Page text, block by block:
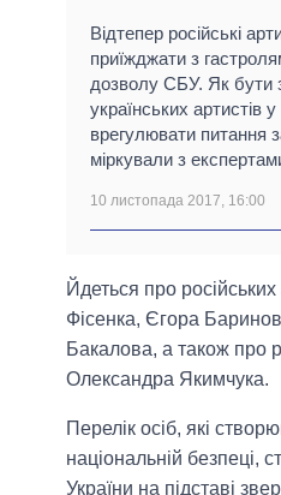
Відтепер російські
приїжджати з
дозволу СБУ. Як бути
українських артистів
врегулювати питання
міркували з
10 листопада 2017, 16:00
Йдеться про
Фісенка, Єгора
Бакалова, а також про
Олександра Якимчука.
Перелік осіб, які
національній безпеці,
України на підставі